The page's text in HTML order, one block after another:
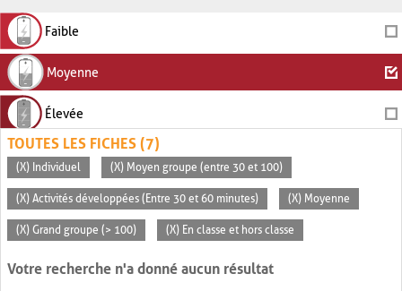
Faible
Moyenne
Élevée
TOUTES LES FICHES (7)
(X) Individuel (X) Moyen groupe (entre 30 et 100)
(X) Activités développées (Entre 30 et 60 minutes) (X) Moyenne
(X) Grand groupe (> 100) (X) En classe et hors classe
Votre recherche n'a donné aucun résultat